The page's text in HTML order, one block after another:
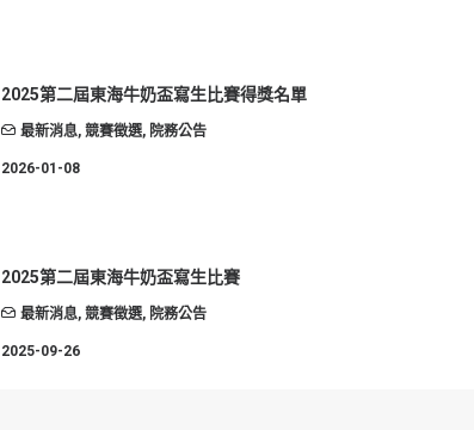
2025第二屆東海牛奶盃寫生比賽得獎名單
最新消息, 競賽徵選, 院務公告
2026-01-08
2025第二屆東海牛奶盃寫生比賽
最新消息, 競賽徵選, 院務公告
2025-09-26